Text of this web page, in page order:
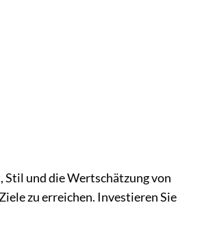
Stil und die Wertschätzung von
zu erreichen. Investieren Sie